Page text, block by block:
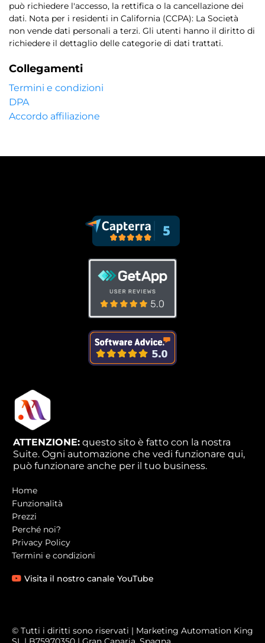
può richiedere l'accesso, la rettifica o la cancellazione dei
dati. Nota per i residenti in California (CCPA): La Società
non vende dati personali a terzi. Gli utenti hanno il diritto di
richiedere il dettaglio delle categorie di dati trattati.
Collegamenti
Termini e condizioni
DPA
Accordo affiliazione
ATTENZIONE: questo sito è fatto con la nostra
Suite. Ogni automazione che vedi funzionare qui,
può funzionare anche per il tuo business.
Home
Funzionalità
Prezzi
Perché noi?
Privacy Policy
Termini e condizioni
Visita il nostro canale YouTube
© Tutti i diritti sono riservati | Marketing Automation King